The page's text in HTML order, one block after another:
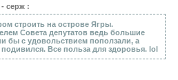
серж :
строить на острове Ягры.
Совета депутатов ведь большие
бы с удовольствием поползали, а
Все польза для здоровья. lol